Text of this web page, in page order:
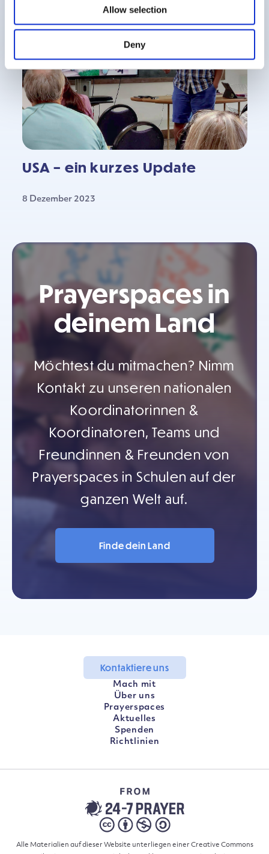
Allow selection
Deny
USA – ein kurzes Update
8 Dezember 2023
Prayerspaces in
deinem Land
Möchtest du mitmachen? Nimm
Kontakt zu unseren nationalen
Koordinatorinnen &
Koordinatoren, Teams und
Freundinnen & Freunden von
Prayerspaces in Schulen auf der
ganzen Welt auf.
Finde dein Land
Mach mit
Über uns
Prayerspaces
Aktuelles
Spenden
Richtlinien
Kontaktiere uns
Alle Materialien auf dieser Website unterliegen einer Creative Commons